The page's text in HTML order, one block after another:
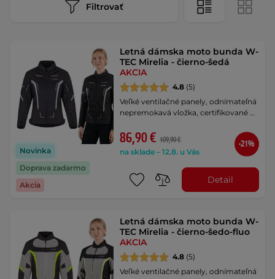
Filtrovať
Novinka
Doprava zadarmo
Akcia
Letná dámska moto bunda W-
TEC Mirelia - čierno-šedá
AKCIA
4.8 (5)
Veľké ventilačné panely, odnímateľná
nepremokavá vložka, certifikované …
86,90 € 109,90 €
na sklade – 12.8. u Vás
-21%
Detail
Letná dámska moto bunda W-
TEC Mirelia - čierno-šedo-fluo
AKCIA
4.8 (5)
Veľké ventilačné panely, odnímateľná